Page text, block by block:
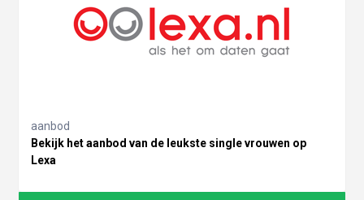
aanbod
Bekijk het aanbod van de leukste single vrouwen op
Lexa